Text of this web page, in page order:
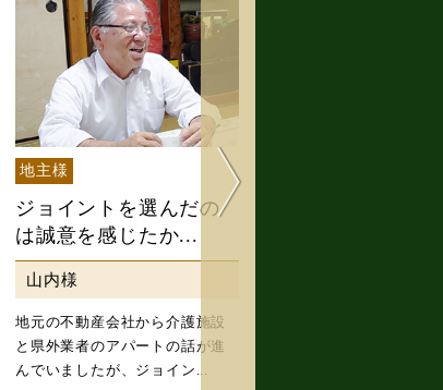
地主様
ジョイントを選んだの
は誠意を感じたか...
山内様
地元の不動産会社から介護施設
と県外業者のアパートの話が進
んでいましたが、ジョイン...